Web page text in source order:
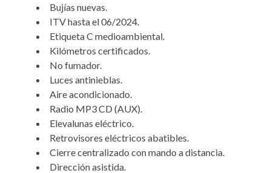
Bujías nuevas.
ITV hasta el 06/2024.
Etiqueta C medioambiental.
Kilómetros certificados.
No fumador.
Luces antinieblas.
Aire acondicionado.
Radio MP3 CD (AUX).
Elevalunas eléctrico.
Retrovisores eléctricos abatibles.
Cierre centralizado con mando a distancia.
Dirección asistida.